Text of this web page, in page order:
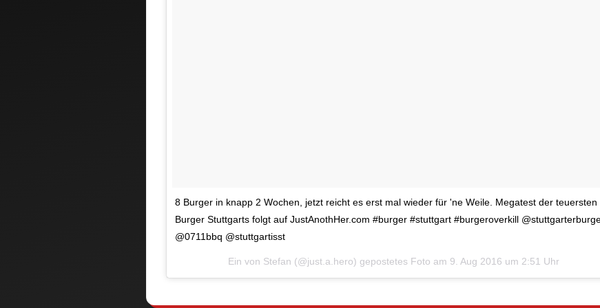
8 Burger in knapp 2 Wochen, jetzt reicht es erst mal wieder für 'ne Weile. Megatest der teuersten
Burger Stuttgarts folgt auf JustAnothHer.com #burger #stuttgart #burgeroverkill
@0711bbq @stuttgartisst
Ein von Stefan (@just.a.hero) gepostetes Foto am 9. Aug 2016 um 2:51 Uhr